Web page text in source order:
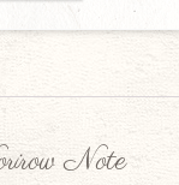
Note